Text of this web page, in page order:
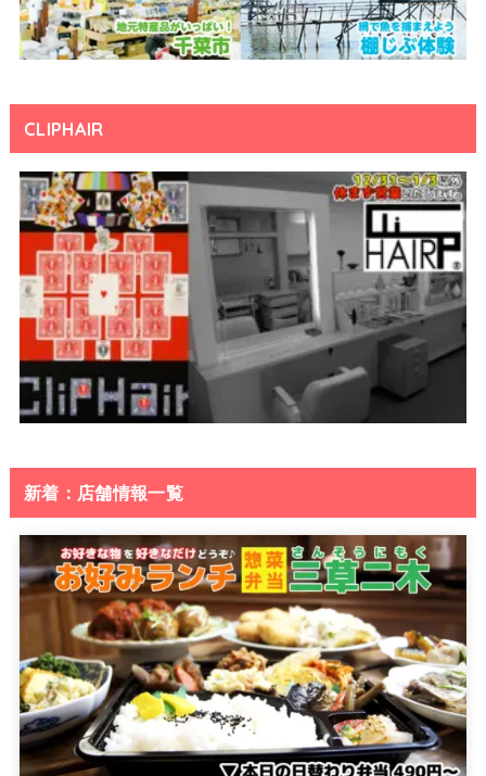
CLIPHAIR
新着：店舗情報一覧